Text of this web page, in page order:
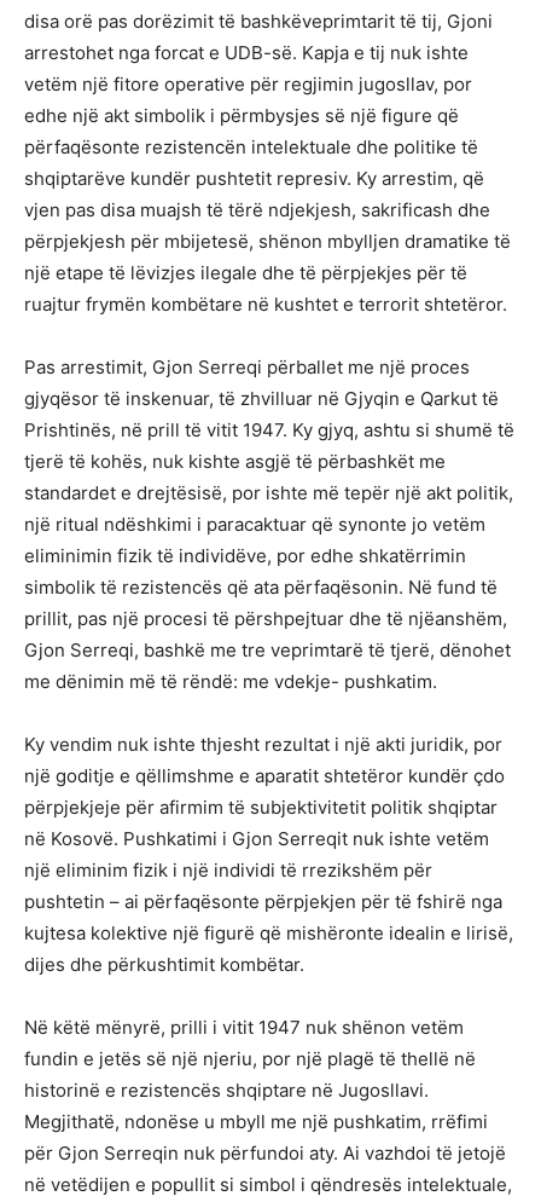
disa orë pas dorëzimit të bashkëveprimtarit të tij, Gjoni
arrestohet nga forcat e UDB-së. Kapja e tij nuk ishte
vetëm një fitore operative për regjimin jugosllav, por
edhe një akt simbolik i përmbysjes së një figure që
përfaqësonte rezistencën intelektuale dhe politike të
shqiptarëve kundër pushtetit represiv. Ky arrestim, që
vjen pas disa muajsh të tërë ndjekjesh, sakrificash dhe
përpjekjesh për mbijetesë, shënon mbylljen dramatike të
një etape të lëvizjes ilegale dhe të përpjekjes për të
ruajtur frymën kombëtare në kushtet e terrorit shtetëror.
Pas arrestimit, Gjon Serreqi përballet me një proces
gjyqësor të inskenuar, të zhvilluar në Gjyqin e Qarkut të
Prishtinës, në prill të vitit 1947. Ky gjyq, ashtu si shumë të
tjerë të kohës, nuk kishte asgjë të përbashkët me
standardet e drejtësisë, por ishte më tepër një akt politik,
një ritual ndëshkimi i paracaktuar që synonte jo vetëm
eliminimin fizik të individëve, por edhe shkatërrimin
simbolik të rezistencës që ata përfaqësonin. Në fund të
prillit, pas një procesi të përshpejtuar dhe të njëanshëm,
Gjon Serreqi, bashkë me tre veprimtarë të tjerë, dënohet
me dënimin më të rëndë: me vdekje- pushkatim.
Ky vendim nuk ishte thjesht rezultat i një akti juridik, por
një goditje e qëllimshme e aparatit shtetëror kundër çdo
përpjekjeje për afirmim të subjektivitetit politik shqiptar
në Kosovë. Pushkatimi i Gjon Serreqit nuk ishte vetëm
një eliminim fizik i një individi të rrezikshëm për
pushtetin – ai përfaqësonte përpjekjen për të fshirë nga
kujtesa kolektive një figurë që mishëronte idealin e lirisë,
dijes dhe përkushtimit kombëtar.
Në këtë mënyrë, prilli i vitit 1947 nuk shënon vetëm
fundin e jetës së një njeriu, por një plagë të thellë në
historinë e rezistencës shqiptare në Jugosllavi.
Megjithatë, ndonëse u mbyll me një pushkatim, rrëfimi
për Gjon Serreqin nuk përfundoi aty. Ai vazhdoi të jetojë
në vetëdijen e popullit si simbol i qëndresës intelektuale,